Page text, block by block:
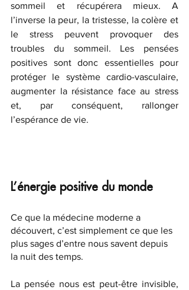
sommeil et récupérera mieux. A
l’inverse la peur, la tristesse, la colère et
le stress peuvent provoquer des
troubles du sommeil. Les pensées
positives sont donc essentielles pour
protéger le système cardio-vasculaire,
augmenter la résistance face au stress
et, par conséquent, rallonger
l’espérance de vie.
L’énergie positive du monde
Ce que la médecine moderne a
découvert, c’est simplement ce que les
plus sages d’entre nous savent depuis
la nuit des temps.
La pensée nous est peut-être invisible,